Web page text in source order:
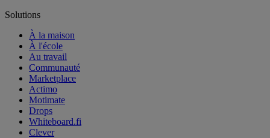
Solutions
À la maison
À l'école
Au travail
Communauté
Marketplace
Actimo
Motimate
Drops
Whiteboard.fi
Clever